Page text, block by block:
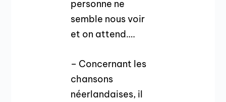
personne ne
semble nous voir
et on attend….
– Concernant les
chansons
néerlandaises, il